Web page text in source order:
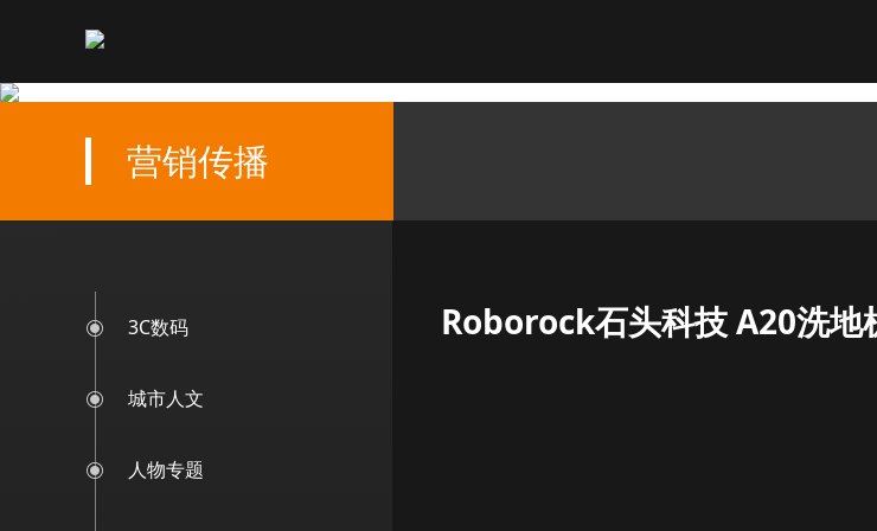
营销传播
3C数码
城市人文
人物专题
Roborock石头科技 A20洗地